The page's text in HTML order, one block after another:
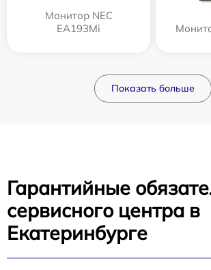
Монитор NEC
EA193Mi
Показать больше
Гарантийные
сервисного центра в
Екатеринбурге